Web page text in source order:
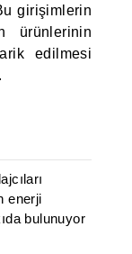
girişimlerin
ürünlerinin
edilmesi
enerji
bulunuyor